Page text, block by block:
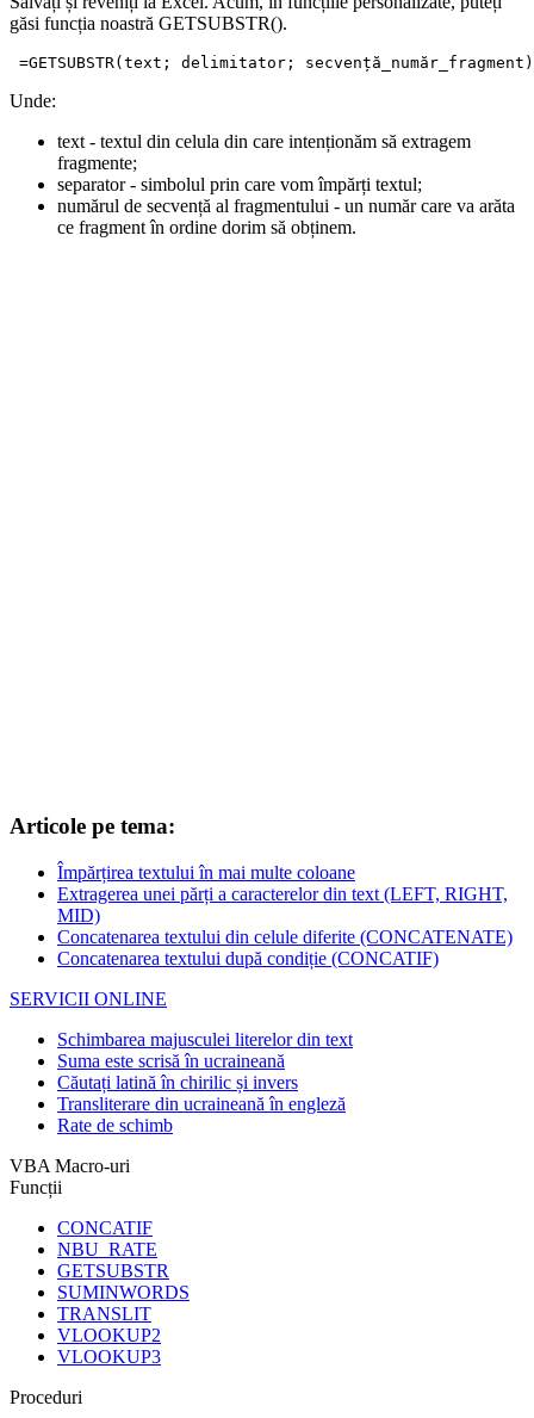
găsi funcția noastră GETSUBSTR().
=GETSUBSTR(text; delimitator;
Unde:
text - textul din celula din care intenționăm să extragem
fragmente;
separator- simbolul prin care vom împărți textul;
numărul de secvență al fragmentului - un număr care va arăta
ce fragment în ordine dorim să obținem.
Articole pe tema:
Împărțirea textului în mai multe coloane
Extragerea unei părți a caracterelor din text (LEFT, RIGHT,
MID)
Concatenarea textului din celule diferite (CONCATENATE)
Concatenarea textului după condiție (CONCATIF)
SERVICII ONLINE
Schimbarea majusculei literelor din text
Suma este scrisă în ucraineană
Căutați latină în chirilic și invers
Transliterare din ucraineană în engleză
Rate de schimb
VBA Macro-uri
Funcții
CONCATIF
NBU_RATE
GETSUBSTR
SUMINWORDS
TRANSLIT
VLOOKUP2
VLOOKUP3
Proceduri